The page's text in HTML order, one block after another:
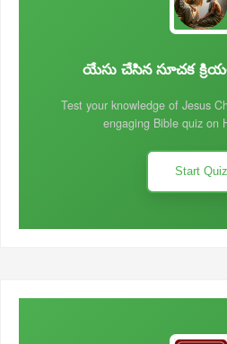
యేసు చేసిన సూచక
Test your knowledge of Jesus
engaging Bible quiz on
Start Quiz